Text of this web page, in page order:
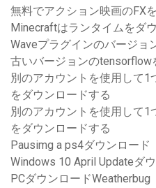
無料でアクション映画のFX
Minecraftはランタイムをダ
Waveプラグインのバージョ
古いバージョンのtensorflow
別のアカウントを使用して
をダウンロードする
別のアカウントを使用して
をダウンロードする
Pausimg a ps4ダウンロード
Windows 10 April Updateダ
PCダウンロードWeatherbug